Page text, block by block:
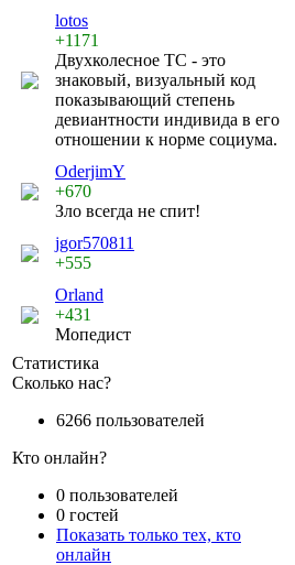
lotos
+1171
Двухколесное ТС - это
знаковый, визуальный код
показывающий степень
девиантности индивида в его
отношении к норме социума.
OderjimY
+670
Зло всегда не спит!
jgor570811
+555
Orland
+431
Мопедист
Статистика
Сколько нас?
6266 пользователей
Кто онлайн?
0 пользователей
0 гостей
Показать только тех, кто
онлайн